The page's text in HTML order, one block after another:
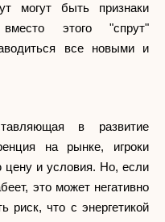
могут быть признаки
этого "спрут"
все новыми и
в развитие
на рынке, игроки
и условия. Но, если
это может негативно
риск, что с энергетикой